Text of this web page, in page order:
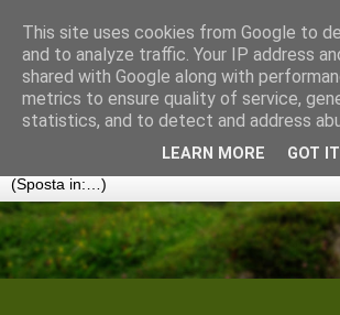
Cantiere Storico
Convergenze umanistiche in rete. Note,
disseminazioni
This site uses cookies from Google to
and to analyze traffic. Your IP address
shared with Google along with
metrics to ensure quality of service,
statistics, and to detect and address
LEARN MORE GOT IT